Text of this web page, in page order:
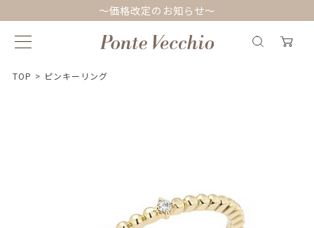
～価格改定のお知らせ～
TOP > ピンキーリング